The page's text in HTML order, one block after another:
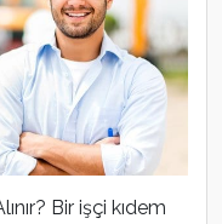
Bir işçi kıdem